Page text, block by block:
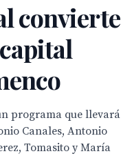
convierte
programa que llevará
Canales, Antonio
Tomasito y María